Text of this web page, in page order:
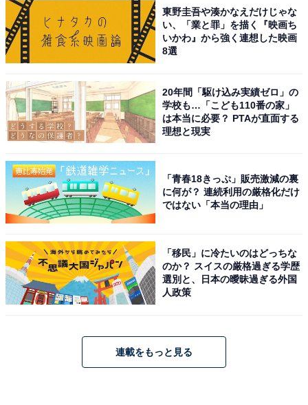
占い師＆イラストレータープロフィール
占い師：章月 綾乃
占い、心理テストの執筆、監修。雑誌、Web、広告
イラストレーター：tokico
東野圭吾や湊かなえだけじゃな
い、「業と罪」を描く『映画ち
いかわ』から強く連想した映画
8選
20年間「駆け込み実績ゼロ」の
学校も…「こども110番の家」
は本当に必要？ PTAが直面する
理想と現実
「青春18きっぷ」販売激減の裏
に何が？ 連続利用の厳格化だけ
ではない「本当の理由」
「移民」に冷たいのはどっちな
のか？ スイスの厳格過ぎる学歴
選別と、日本の曖昧過ぎる外国
人政策
連載をもっと見る